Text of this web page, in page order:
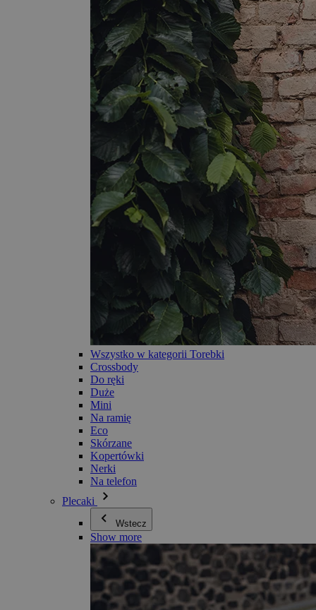
Wszystko w kategorii Torebki
Crossbody
Do ręki
Duże
Mini
Na ramię
Eco
Skórzane
Kopertówki
Nerki
Na telefon
Plecaki
Wstecz
Show more